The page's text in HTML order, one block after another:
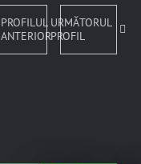
PROFILUL
ANTERIOR
URMĂTORUL
PROFIL